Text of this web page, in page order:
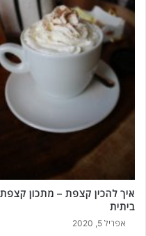
איך להכין קצפת – מתכון קצפת
ביתית
אפריל 5, 2020